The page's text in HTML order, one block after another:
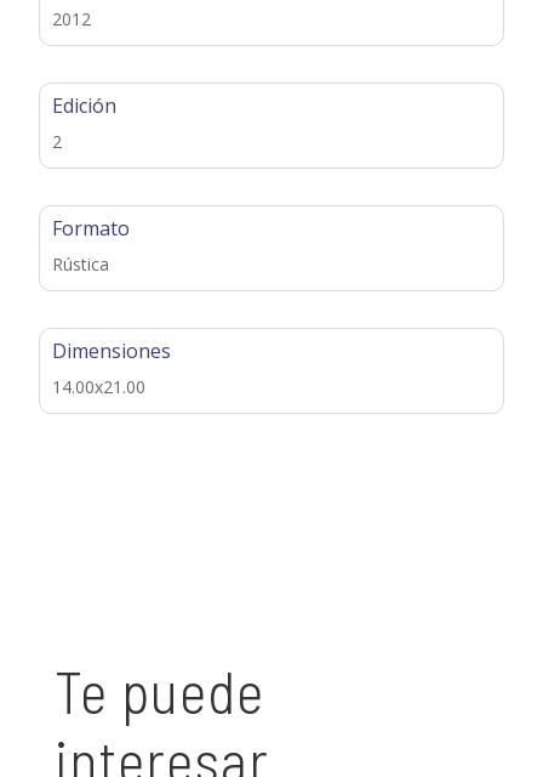
2012
Edición
2
Formato
Rústica
Dimensiones
14.00x21.00
Te puede
interesar